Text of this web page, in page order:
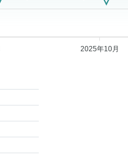
2025年10月